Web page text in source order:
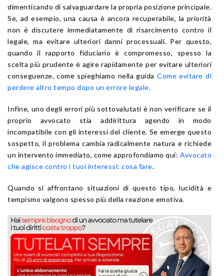
dimenticando di salvaguardare la propria posizione principale.
Se, ad esempio, una causa è ancora recuperabile, la priorità
non è discutere immediatamente di risarcimento contro il
legale, ma evitare ulteriori danni processuali. Per questo,
quando il rapporto fiduciario è compromesso, spesso la
scelta più prudente è agire rapidamente per evitare ulteriori
conseguenze, come spieghiamo nella guidaCome evitare di
perdere altro tempo dopo un errore legale.
Infine, uno degli errori più sottovalutati è non verificare se il
proprio avvocato stia addirittura agendo in modo
incompatibile con gli interessi del cliente. Se emerge questo
sospetto, il problema cambia radicalmente natura e richiede
un intervento immediato, come approfondiamo qui: Avvocato
che agisce contro i tuoi interessi: cosa fare.
Quando si affrontano situazioni di questo tipo, lucidità e
tempismo valgono spesso più della reazione emotiva.